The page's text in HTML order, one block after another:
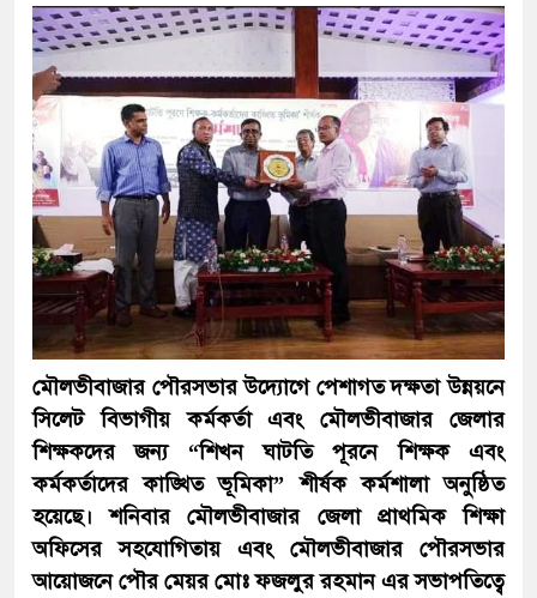
মৌলভীবাজার পৌরসভার উদ্যোগে পেশাগত দক্ষতা উন্নয়নে
সিলেট বিভাগীয় কর্মকর্তা এবং মৌলভীবাজার জেলার
শিক্ষকদের জন্য “শিখন ঘাটতি পূরনে শিক্ষক এবং
কর্মকর্তাদের কাঙ্খিত ভূমিকা” শীর্ষক কর্মশালা অনুষ্ঠিত
হয়েছে। শনিবার মৌলভীবাজার জেলা প্রাথমিক শিক্ষা
অফিসের সহযোগিতায় এবং মৌলভীবাজার পৌরসভার
আয়োজনে পৌর মেয়র মোঃ ফজলুর রহমান এর সভাপতিত্বে